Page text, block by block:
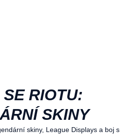
RIOTU:
SKINY
skiny, League Displays a boj s